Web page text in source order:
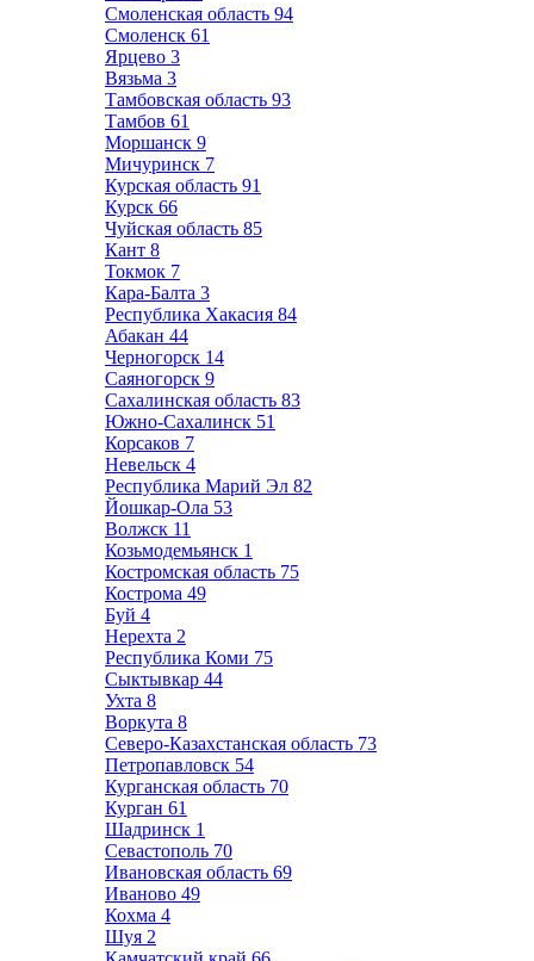
Смоленская область 94
Смоленск 61
Ярцево 3
Вязьма 3
Тамбовская область 93
Тамбов 61
Моршанск 9
Мичуринск 7
Курская область 91
Курск 66
Чуйская область 85
Кант 8
Токмок 7
Кара-Балта 3
Республика Хакасия 84
Абакан 44
Черногорск 14
Саяногорск 9
Сахалинская область 83
Южно-Сахалинск 51
Корсаков 7
Невельск 4
Республика Марий Эл 82
Йошкар-Ола 53
Волжск 11
Козьмодемьянск 1
Костромская область 75
Кострома 49
Буй 4
Нерехта 2
Республика Коми 75
Сыктывкар 44
Ухта 8
Воркута 8
Северо-Казахстанская область 73
Петропавловск 54
Курганская область 70
Курган 61
Шадринск 1
Севастополь 70
Ивановская область 69
Иваново 49
Кохма 4
Шуя 2